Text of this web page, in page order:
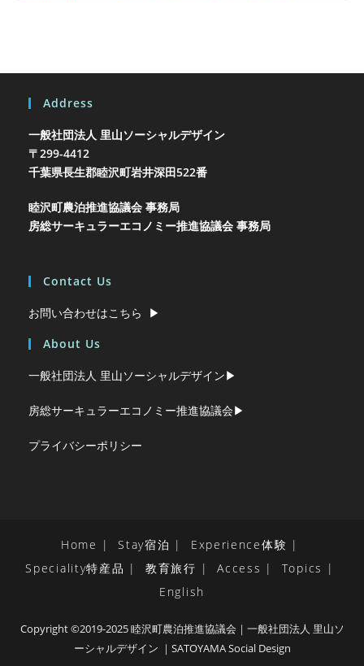
Address
一般社団法人 里山ソーシャルデザイン
〒299-4412
千葉県長生郡睦沢町岩井深田522番
睦沢町農泊推進協議会 事務局
房総サーキュラーエコノミー推進協議会 事務局
Contact Us
お問い合わせはこちら ▶︎
About Us
一般社団法人 里山ソーシャルデザイン▶︎
房総サーキュラーエコノミー推進協議会▶︎
プライバシーポリシー
Home Stay宿泊
Experience体験
Speciality特産品
教育旅行 Access
Topics
English
Copyright ©2019-2025 睦沢町農泊推進協議会｜一般社団法人 里山ソ
ーシャルデザイン ｜SATOYAMA Social Design